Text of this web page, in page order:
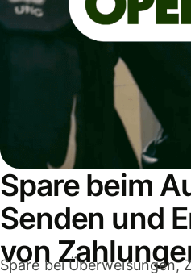
Spare beim
Senden und
von
Spare bei Überweisungen,